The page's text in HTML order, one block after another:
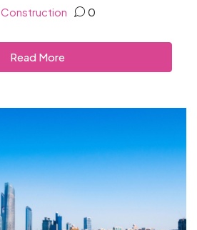
Construction 0
Read More